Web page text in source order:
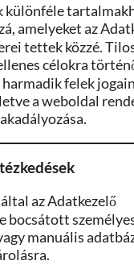
különféle
amelyeket az
tettek közzé.
célokra
felek
a weboldal
az Adatkezelő
bocsátott
manuális